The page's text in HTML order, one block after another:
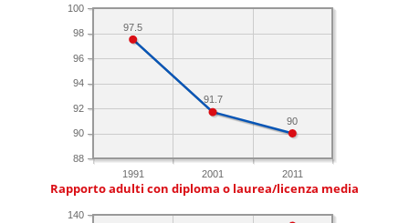
1991 2001 2011
88
90
92
94
96
98
100
90
91.7
97.5
Rapporto adulti con diploma o laurea/licenza media
140